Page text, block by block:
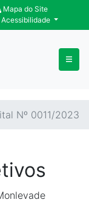
Mapa do Site
Nº 0011/2023